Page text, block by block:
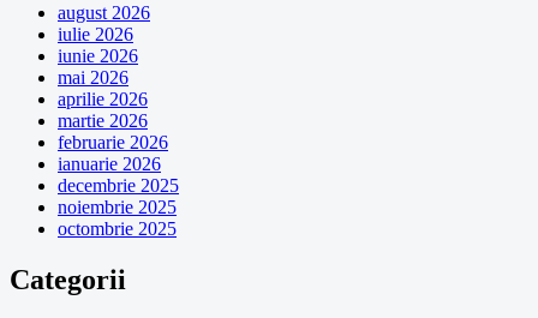
august 2026
iulie 2026
iunie 2026
mai 2026
aprilie 2026
martie 2026
februarie 2026
ianuarie 2026
decembrie 2025
noiembrie 2025
octombrie 2025
Categorii